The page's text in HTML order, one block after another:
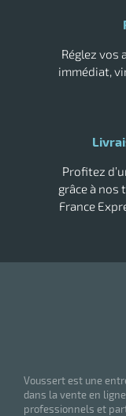
Réglez vos
immédiat,
Profitez
grâce à nos
France
Voussert est une
dans la vente en
professionnels et